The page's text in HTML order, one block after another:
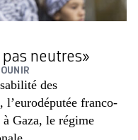
neutres»
des
l’eurodéputée franco-
Gaza, le régime